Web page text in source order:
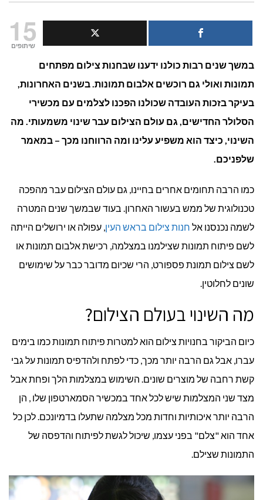
הצילום
15
שיתופים
במשך שנים רבות כולנו ידענו שבחנות צילום מפתחים
תמונות ואולי גם רוכשים אלבום תמונות. בשנים האחרונות,
בעיקר בזכות העובדה שכולנו הפכנו לצלמים עם מכשירי
הסלולר החדישים, גם עולם הצילום עבר שינוי משמעותי. מה
השינוי, כיצד הוא משפיע עלינו ומה הרווחנו מכך – במאמר
שלפניכם.
כמו הרבה תחומים אחרים בחיינו, גם עולם הצילום עבר מהפכה
טכנולוגית של ממש בעשור האחרון. בעוד שבמשך שנים המטרה
לשמה נכנסנו אל חנות צילום בראש העין, עפולה או ירושלים הייתה
לשם פיתוח תמונות שצילמנו במצלמה, רכישת אלבום תמונות או
לשם צילום תמונת פספורט, הרי שכיום מדובר כבר על שימושים
שונים לחלוטין.
מה השינוי בעולם הצילום?
כיום הביקור בחנויות צילום הוא למטרות פיתוח תמונות כמו בימים
עברו, אבל גם הרבה יותר מכך, כדי לפתח ולהדפיס תמונות על גבי
קשת רחבה של מוצרים שונים. השימוש במצלמות הלך ופחת אבל
מצד שני המצלמות שיש לכל אחד במכשיר הסמארטפון שלו , הן
הרבה יותר איכותיות וחדות מכל מצלמה שתעלו בדמיונכם. לכן כל
אחד הוא "צלם" בפני עצמו, שיכול לגשת לפיתוח והדפסה של
התמונות שצילם.